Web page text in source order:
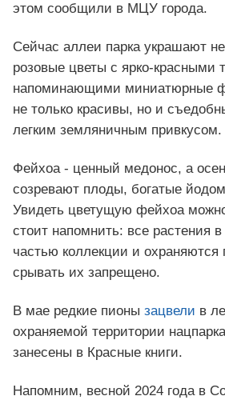
этом сообщили в МЦУ города.
Сейчас аллеи парка украшают
розовые цветы с ярко-красными
напоминающими миниатюрные
не только красивы, но и
легким земляничным привкусом.
Фейхоа - ценный медонос, а
созревают плоды, богатые
Увидеть цветущую фейхоа
стоит напомнить: все растения
частью коллекции и охраняются
срывать их запрещено.
В мае редкие пионы зацвели в
охраняемой территории
занесены в Красные книги.
Напомним, весной 2024 года в